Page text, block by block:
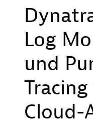
Log
und
Cloud-